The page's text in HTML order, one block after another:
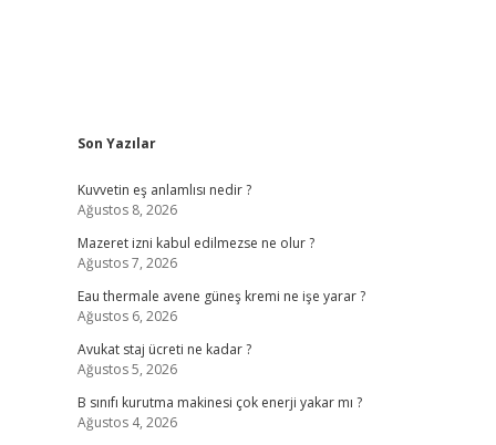
Sidebar
Son Yazılar
Kuvvetin eş anlamlısı nedir ?
Ağustos 8, 2026
Mazeret izni kabul edilmezse ne olur ?
Ağustos 7, 2026
Eau thermale avene güneş kremi ne işe yarar ?
Ağustos 6, 2026
Avukat staj ücreti ne kadar ?
Ağustos 5, 2026
B sınıfı kurutma makinesi çok enerji yakar mı ?
Ağustos 4, 2026